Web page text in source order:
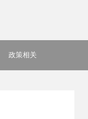
政策相关